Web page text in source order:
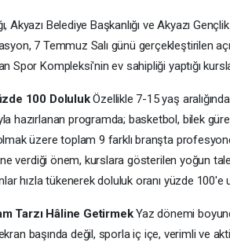
Akyazı Belediye Başkanlığı ve Akyazı
7 Temmuz Salı günü gerçekleştirilen
Spor Kompleksi'nin ev sahipliği yaptığı
100 DolulukÖzellikle 7-15 yaş
hazırlanan programda; basketbol, bilek
üzere toplam 9 farklı branşta
verdiği önem, kurslara gösterilen yoğun
hızla tükenerek doluluk oranı yüzde 100'e
Tarzı Hâline GetirmekYaz dönemi
başında değil, sporla iç içe, verimli ve